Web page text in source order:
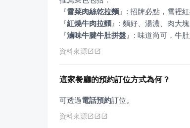
『雪菜肉絲乾拉麵 』
『紅燒牛肉拉麵 』
『滷味牛腱牛肚拼盤 』 : 味道尚可，牛
資料來源
這家餐廳的預約訂位方式為何？
可透過電話預約訂位。
資料來源